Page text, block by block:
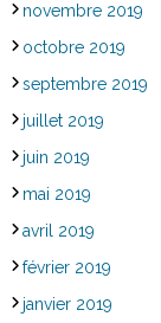
novembre 2019
octobre 2019
septembre 2019
juillet 2019
juin 2019
mai 2019
avril 2019
février 2019
janvier 2019